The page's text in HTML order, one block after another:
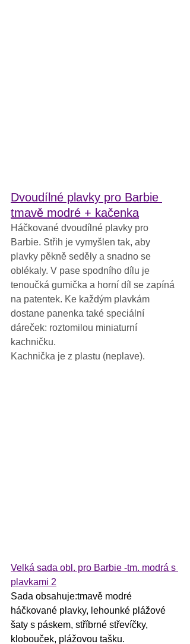
Dvoudílné plavky pro Barbie
tmavě modré + kačenka
Háčkované dvoudílné plavky pro
Barbie. Střih je vymyšlen tak, aby
plavky pěkně seděly a snadno se
oblékaly. V pase spodního dílu je
tenoučká gumička a horní díl se zapíná
na patentek. Ke každým plavkám
dostane panenka také speciální
dáreček: roztomilou miniaturní
kachničku.
Kachnička je z plastu (neplave).
Velká sada obl. pro Barbie -tm. modrá s
plavkami 2
Sada obsahuje:tmavě modré
háčkované plavky, lehounké plážové
šaty s páskem, stříbrné střevíčky,
klobouček, plážovou tašku.